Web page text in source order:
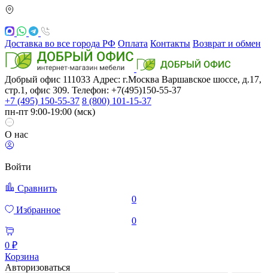
Доставка во все города РФ Оплата Контакты Возврат и обмен
Добрый офис 111033 Адрес: г.Москва Варшавское шоссе, д.17,
стр.1, офис 309. Телефон: +7(495)150-55-37
+7 (495) 150-55-37 8 (800) 101-15-37
пн-пт 9:00-19:00 (мск)
О нас
Войти
Сравнить
0
Избранное
0
0 ₽
Корзина
Авторизоваться